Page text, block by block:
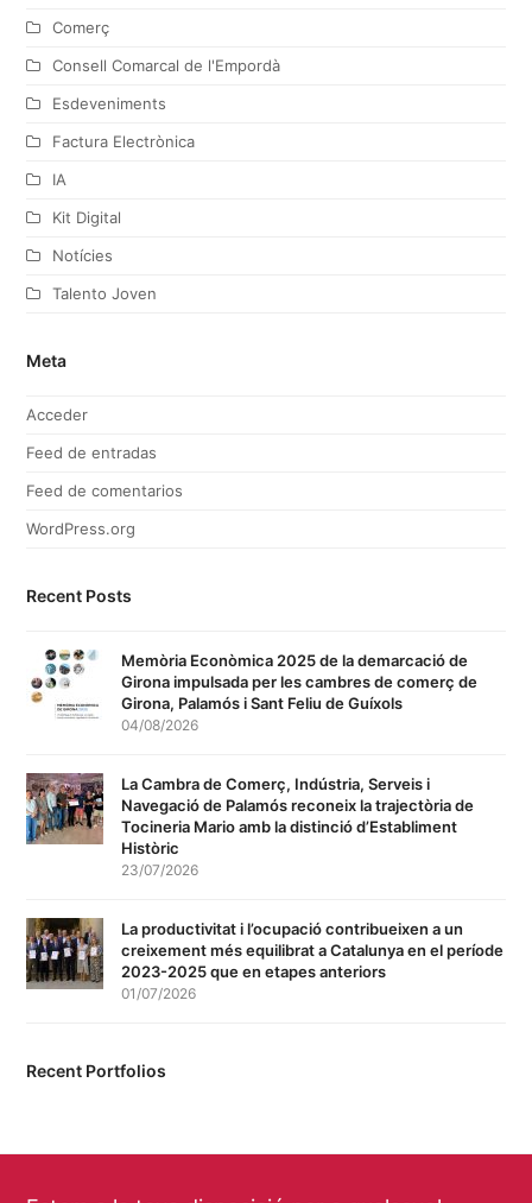
Comerç
Consell Comarcal de l'Empordà
Esdeveniments
Factura Electrònica
IA
Kit Digital
Notícies
Talento Joven
Meta
Acceder
Feed de entradas
Feed de comentarios
WordPress.org
Recent Posts
Memòria Econòmica 2025 de la demarcació de
Girona impulsada per les cambres de comerç de
Girona, Palamós i Sant Feliu de Guíxols
04/08/2026
La Cambra de Comerç, Indústria, Serveis i
Navegació de Palamós reconeix la trajectòria de
Tocineria Mario amb la distinció d’Establiment
Històric
23/07/2026
La productivitat i l’ocupació contribueixen a un
creixement més equilibrat a Catalunya en el període
2023-2025 que en etapes anteriors
01/07/2026
Recent Portfolios